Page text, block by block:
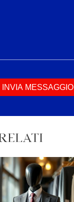
INVIA MESSAGGIO